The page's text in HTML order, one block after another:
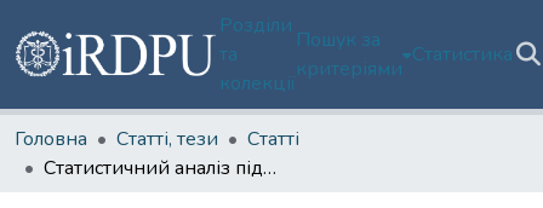
Розділи
та
колекції
Пошук за
критеріями
Статистика
Головна Статті, тези
Статті
Статистичний аналіз підприємств готельного господарства та прогнозування його розвитку